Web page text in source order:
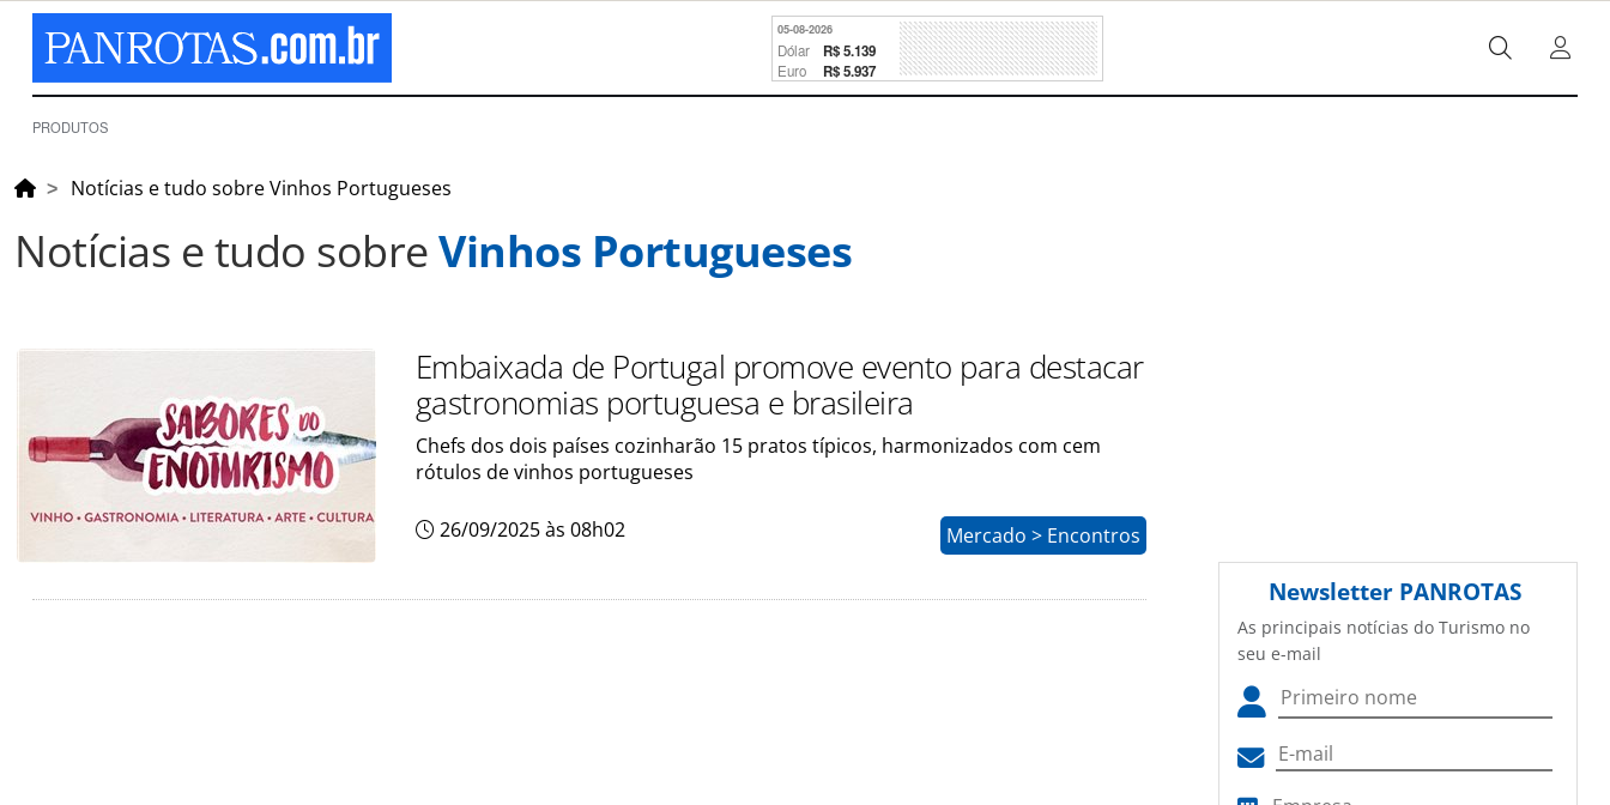
05-08-2026
Dólar R$ 5.139
Euro R$ 5.937
PRODUTOS
Notícias e tudo sobre Vinhos Portugueses
Notícias e tudo sobreVinhos Portugueses
Embaixada de Portugal promove evento para destacar
gastronomias portuguesa e brasileira
Chefs dos dois países cozinharão 15 pratos típicos, harmonizados com cem
rótulos de vinhos portugueses
26/09/2025 às 08h02 Mercado > Encontros
Newsletter PANROTAS
As principais notícias do Turismo no
seu e-mail